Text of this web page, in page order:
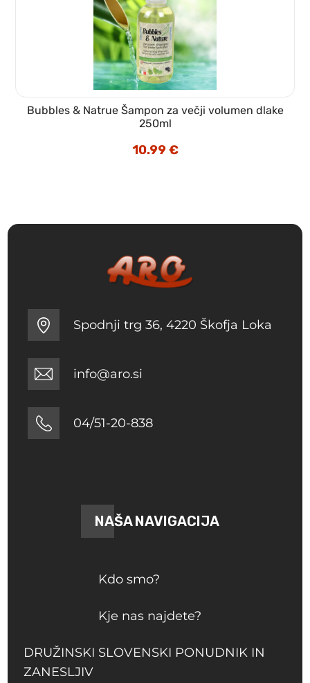
Bubbles & Natrue Šampon za večji volumen dlake
250ml
10.99€
Spodnji trg 36, 4220 Škofja Loka
info@aro.si
04/51-20-838
NAŠA NAVIGACIJA
Kdo smo?
Kje nas najdete?
DRUŽINSKI SLOVENSKI PONUDNIK IN
ZANESLJIV